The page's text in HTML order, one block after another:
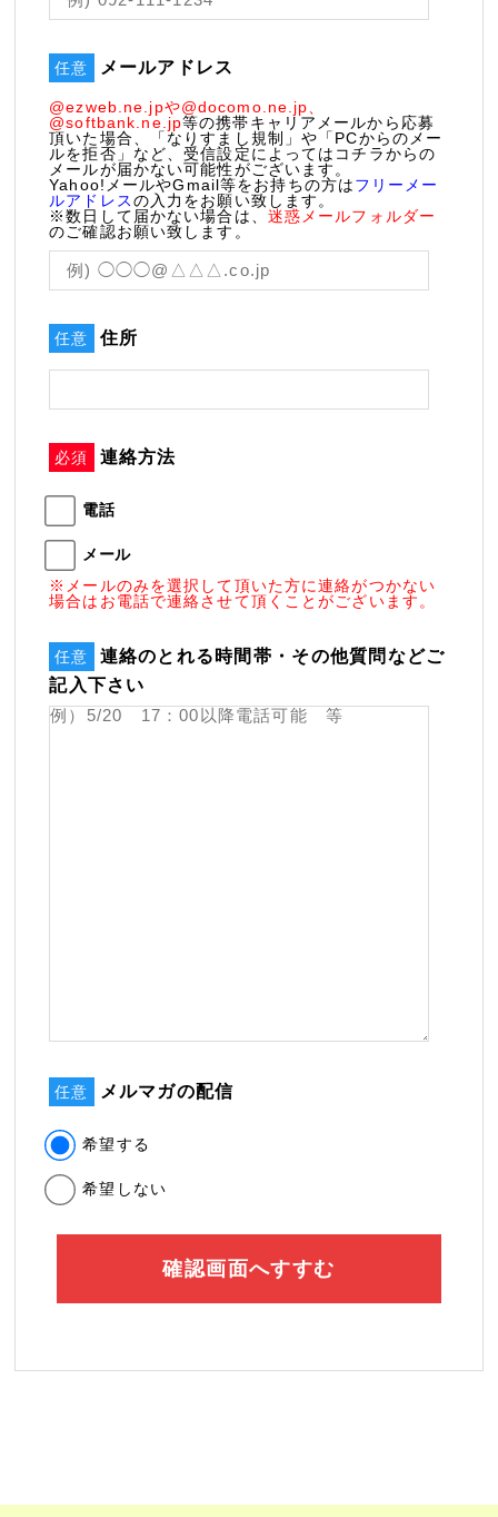
任意 メールアドレス
@ezweb.ne.jpや@docomo.ne.jp、
@softbank.ne.jp等の携帯キャリアメールから応募
頂いた場合、「なりすまし規制」や「PCからのメー
ルを拒否」など、受信設定によってはコチラからの
メールが届かない可能性がございます。
Yahoo!メールやGmail等をお持ちの方はフリーメー
ルアドレスの入力をお願い致します。
※数日して届かない場合は、 迷惑メールフォルダー
のご確認お願い致します。
任意 住所
必須 連絡方法
電話
メール
※メールのみを選択して頂いた方に連絡がつかない
場合はお電話で連絡させて頂くことがございます。
任意
連絡のとれる時間帯・その他質問などご
記入下さい
任意 メルマガの配信
希望する
希望しない